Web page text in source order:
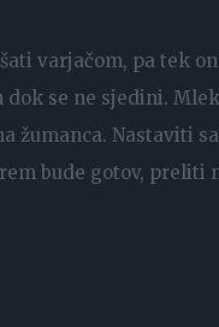
varjačom, pa tek
se ne sjedini.
žumanca. Nastaviti
bude gotov,